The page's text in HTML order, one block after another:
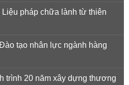
pháp chữa lành từ thiên
tạo nhân lực ngành hàng
trình 20 năm xây dựng thương